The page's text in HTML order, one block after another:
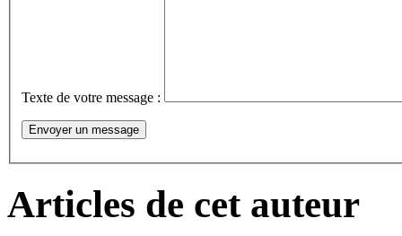
Texte de votre message :
Articles de cet auteur